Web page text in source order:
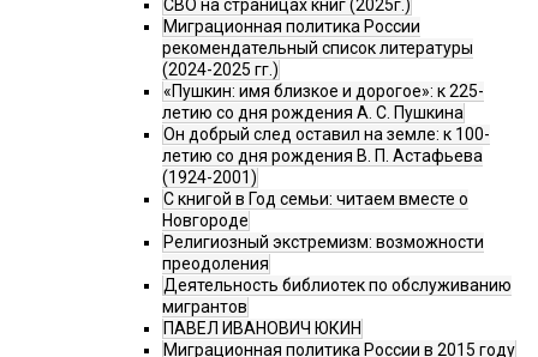
СВО на страницах книг (2025г.)
Миграционная политика России
рекомендательный список литературы
(2024-2025 гг.)
«Пушкин: имя близкое и дорогое»: к 225-
летию со дня рождения А. С. Пушкина
Он добрый след оставил на земле: к 100-
летию со дня рождения В. П. Астафьева
(1924-2001)
С книгой в Год семьи: читаем вместе о
Новгороде
Религиозный экстремизм: возможности
преодоления
Деятельность библиотек по обслуживанию
мигрантов
ПАВЕЛ ИВАНОВИЧ ЮКИН
Миграционная политика России в 2015 году